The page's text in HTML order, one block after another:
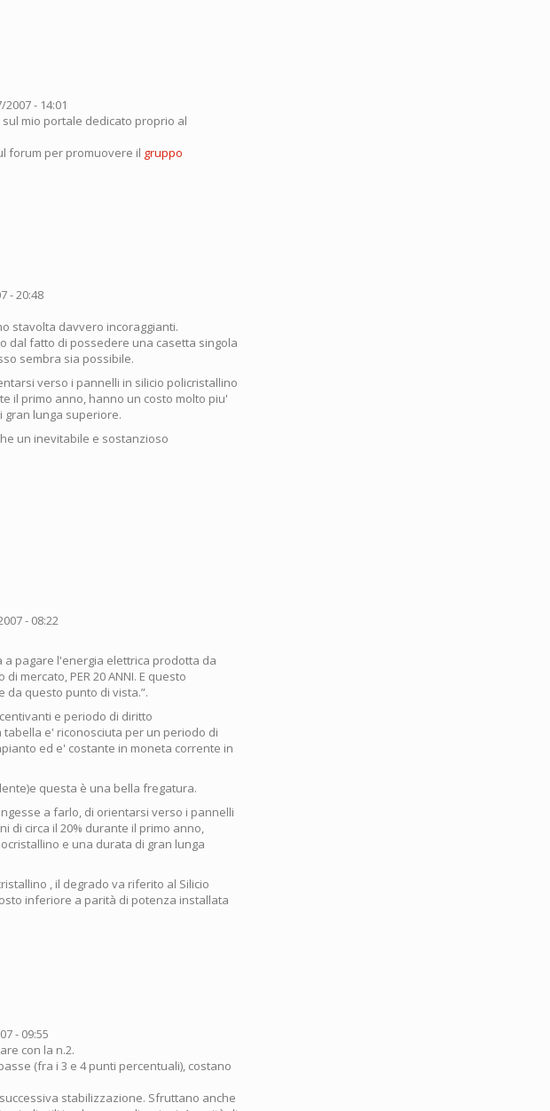
- 14:01
sul mio portale dedicato proprio al
forum per promuovere il gruppo
- 20:48
stavolta davvero incoraggianti.
dal fatto di possedere una casetta singola
sembra sia possibile.
verso i pannelli in silicio policristallino
il primo anno, hanno un costo molto piu'
gran lunga superiore.
un inevitabile e sostanzioso
- 08:22
a pagare l'energia elettrica prodotta da
mercato, PER 20 ANNI. E questo
da questo punto di vista.”.
e periodo di diritto
tabella e' riconosciuta per un periodo di
ed e' costante in moneta corrente in
questa è una bella fregatura.
a farlo, di orientarsi verso i pannelli
di circa il 20% durante il primo anno,
e una durata di gran lunga
, il degrado va riferito al Silicio
inferiore a parità di potenza installata
- 09:55
con la n.2.
(fra i 3 e 4 punti percentuali), costano
stabilizzazione. Sfruttano anche